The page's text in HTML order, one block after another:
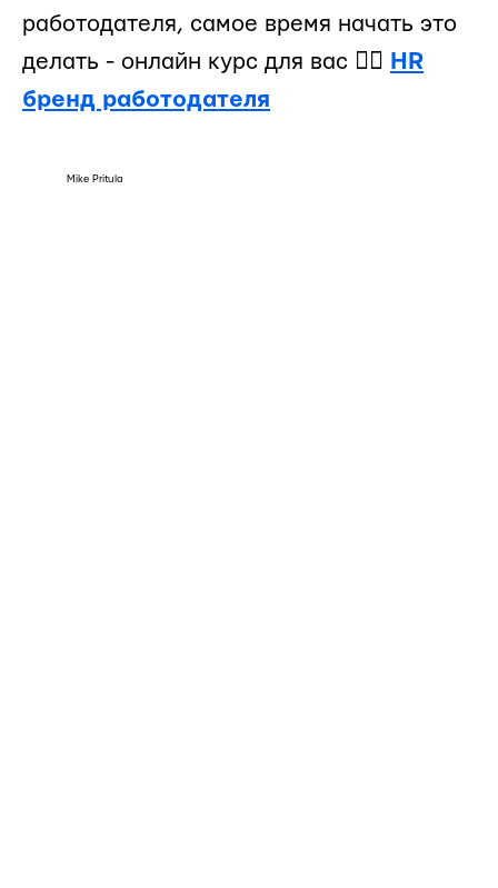
работодателя, самое время начать это
делать - онлайн курс для вас 👉🏻
HR
бренд работодателя
Mike Pritula